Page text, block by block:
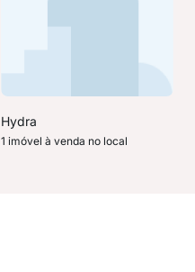
Hydra
1 imóvel à venda no local